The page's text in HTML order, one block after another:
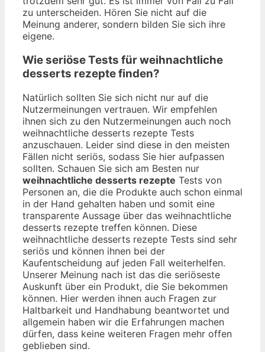
zu unterscheiden. Hören Sie nicht auf die
Meinung anderer, sondern bilden Sie sich ihre
eigene.
Wie seriöse Tests für weihnachtliche
desserts rezepte finden?
Natürlich sollten Sie sich nicht nur auf die
Nutzermeinungen vertrauen. Wir empfehlen
ihnen sich zu den Nutzermeinungen auch noch
weihnachtliche desserts rezepte Tests
anzuschauen. Leider sind diese in den meisten
Fällen nicht seriös, sodass Sie hier aufpassen
sollten. Schauen Sie sich am Besten nur
weihnachtliche desserts rezepte Tests von
Personen an, die die Produkte auch schon einmal
in der Hand gehalten haben und somit eine
transparente Aussage über das weihnachtliche
desserts rezepte treffen können. Diese
weihnachtliche desserts rezepte Tests sind sehr
seriös und können ihnen bei der
Kaufentscheidung auf jeden Fall weiterhelfen.
Unserer Meinung nach ist das die seriöseste
Auskunft über ein Produkt, die Sie bekommen
können. Hier werden ihnen auch Fragen zur
Haltbarkeit und Handhabung beantwortet und
allgemein haben wir die Erfahrungen machen
dürfen, dass keine weiteren Fragen mehr offen
geblieben sind.